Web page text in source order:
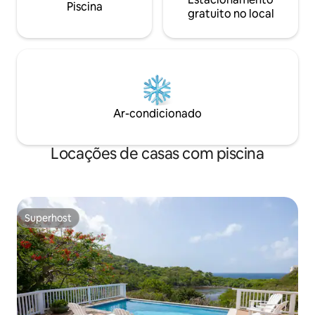
Piscina
gratuito no local
Ar-condicionado
Locações de casas com piscina
Superhost
Superhost